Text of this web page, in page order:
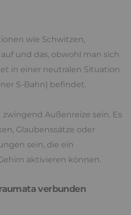
wie Schwitzen,
und das, obwohl man sich
in einer neutralen Situation
S-Bahn) befindet.
Außenreize sein. Es
Glaubenssätze oder
sein, die ein
aktivieren können.
verbunden